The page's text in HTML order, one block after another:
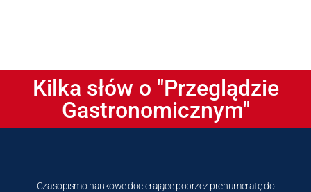
Kilka słów o "Przeglądzie
Gastronomicznym"
Czasopismo naukowe docierające poprzez prenumeratę do